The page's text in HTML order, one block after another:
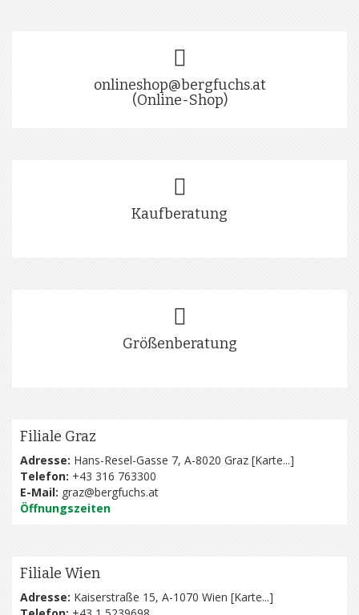
onlineshop@bergfuchs.at
(Online-Shop)
Kaufberatung
Größenberatung
Filiale Graz
Adresse: Hans-Resel-Gasse 7, A-8020 Graz [Karte...]
Telefon: +43 316 763300
E-Mail: graz@bergfuchs.at
Öffnungszeiten
Filiale Wien
Adresse: Kaiserstraße 15, A-1070 Wien [Karte...]